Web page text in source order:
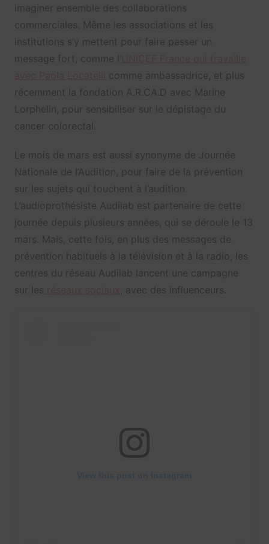
imaginer ensemble des collaborations
commerciales. Même les associations et les
institutions s’y mettent pour faire passer un
message fort, comme l
comme ambassadrice, et plus
récemment la fondation A.R.CA.D avec Marine
Lorphelin, pour sensibiliser sur le dépistage du
cancer colorectal.
Le mois de mars est aussi synonyme de Journée
Nationale de l’Audition, pour faire de la prévention
sur les sujets qui touchent à l’audition.
L’audioprothésiste Audilab est partenaire de cette
journée depuis plusieurs années, qui se déroule le 13
mars. Mais, cette fois, en plus des messages de
prévention habituels à la télévision et à la radio, les
centres du réseau Audilab lancent une campagne
sur les
, avec des influenceurs.